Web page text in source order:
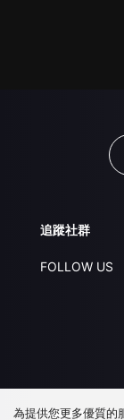
追蹤社群
FOLLOW US
下載 APP
為提供您更多優質的